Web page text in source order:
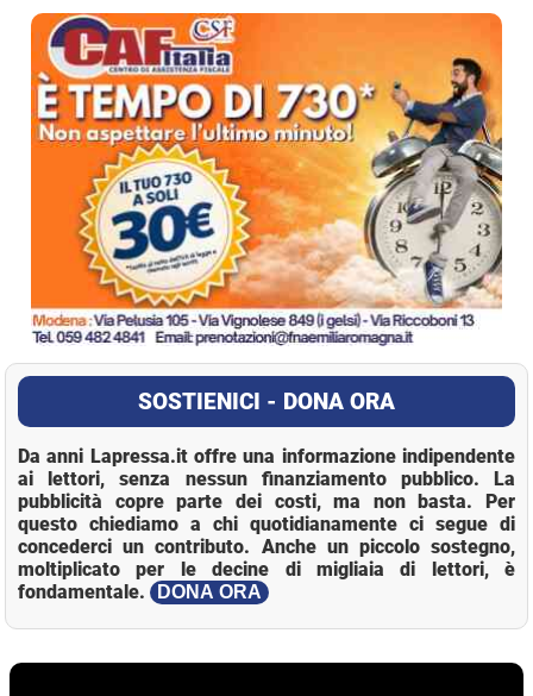
La Pressa
SOSTIENICI - DONA ORA
Da anni Lapressa.it offre una informazione indipendente
ai lettori, senza nessun finanziamento pubblico. La
pubblicità copre parte dei costi, ma non basta. Per
questo chiediamo a chi quotidianamente ci segue di
concederci un contributo. Anche un piccolo sostegno,
moltiplicato per le decine di migliaia di lettori, è
fondamentale.
DONA ORA